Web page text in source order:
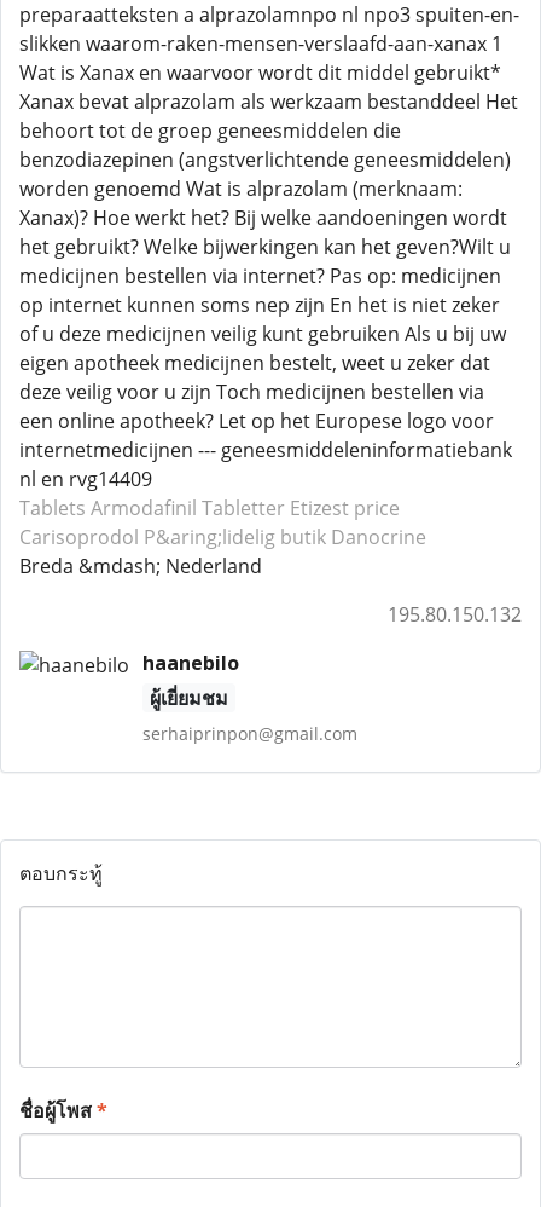
preparaatteksten a alprazolamnpo nl npo3 spuiten-en-
slikken waarom-raken-mensen-verslaafd-aan-xanax 1
Wat is Xanax en waarvoor wordt dit middel gebruikt*
Xanax bevat alprazolam als werkzaam bestanddeel Het
behoort tot de groep geneesmiddelen die
benzodiazepinen (angstverlichtende geneesmiddelen)
worden genoemd Wat is alprazolam (merknaam:
Xanax)? Hoe werkt het? Bij welke aandoeningen wordt
het gebruikt? Welke bijwerkingen kan het geven?Wilt u
medicijnen bestellen via internet? Pas op: medicijnen
op internet kunnen soms nep zijn En het is niet zeker
of u deze medicijnen veilig kunt gebruiken Als u bij uw
eigen apotheek medicijnen bestelt, weet u zeker dat
deze veilig voor u zijn Toch medicijnen bestellen via
een online apotheek? Let op het Europese logo voor
internetmedicijnen --- geneesmiddeleninformatiebank
nl en rvg14409
Tablets Armodafinil Tabletter Etizest price
Carisoprodol P&aring;lidelig butik Danocrine
Breda &mdash; Nederland
195.80.150.132
haanebilo
ผู้เยี่ยมชม
serhaiprinpon@gmail.com
ตอบกระทู้
ชื่อผู้โพส*